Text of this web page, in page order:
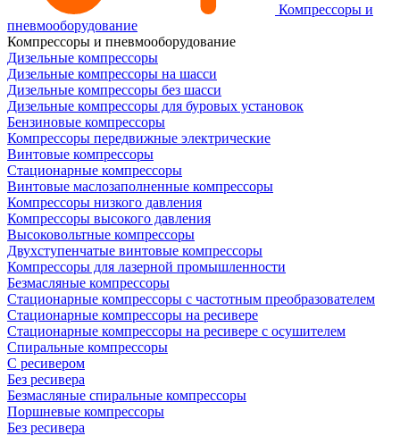
Компрессоры и
пневмооборудование
Компрессоры и пневмооборудование
Дизельные компрессоры
Дизельные компрессоры на шасси
Дизельные компрессоры без шасси
Дизельные компрессоры для буровых установок
Бензиновые компрессоры
Компрессоры передвижные электрические
Винтовые компрессоры
Стационарные компрессоры
Винтовые маслозаполненные компрессоры
Компрессоры низкого давления
Компрессоры высокого давления
Высоковольтные компрессоры
Двухступенчатые винтовые компрессоры
Компрессоры для лазерной промышленности
Безмасляные компрессоры
Стационарные компрессоры с частотным преобразователем
Стационарные компрессоры на ресивере
Стационарные компрессоры на ресивере с осушителем
Спиральные компрессоры
С ресивером
Без ресивера
Безмасляные спиральные компрессоры
Поршневые компрессоры
Без ресивера